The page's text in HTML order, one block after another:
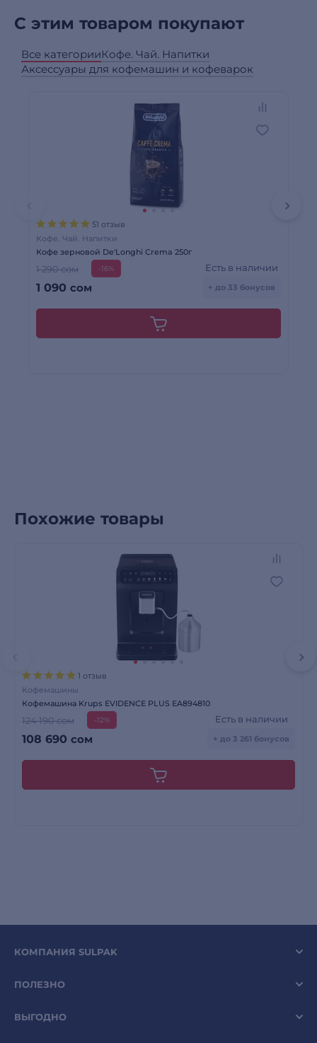
С этим товаром покупают
Все категорииКофе. Чай. Напитки
Аксессуары для кофемашин и кофеварок
51 отзыв
Кофе. Чай. Напитки
Кофе зерновой De'Longhi Crema 250г
1 290 сом -16%
1 090 сом
Есть в наличии
+ до 33 бонусов
Похожие товары
1 отзыв
Кофемашины
Кофемашина Krups EVIDENCE PLUS EA894810
124 190 сом -12%
108 690 сом
Есть в наличии
+ до 3 261 бонусов
КОМПАНИЯ SULPAK
ПОЛЕЗНО
ВЫГОДНО